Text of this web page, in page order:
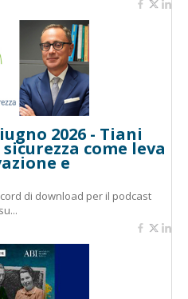
2026 - Tiani
sicurezza come leva
e
di download per il podcast